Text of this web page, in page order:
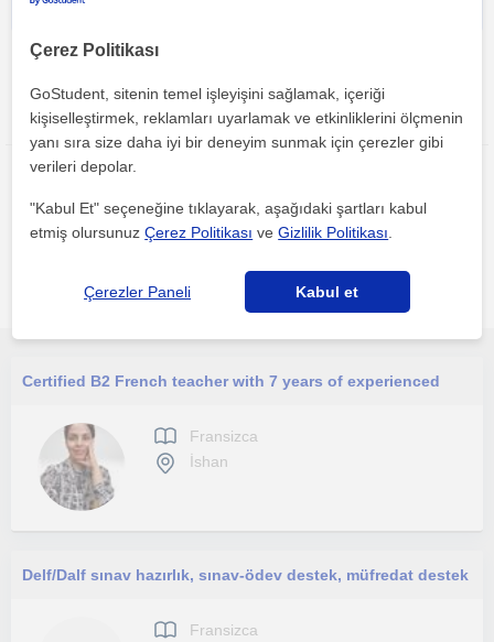
Bu ilanı paylaş veya e-posta ile gönder
Trabzon bölgesinde ilginizi çekebilecek diğer Fransizca
Certified B2 French teacher with 7 years of experienced
Fransizca
İshan
Delf/Dalf sınav hazırlık, sınav-ödev destek, müfredat destek
Fransizca
Çerez Politikası
GoStudent, sitenin temel işleyişini sağlamak, içeriği
kişiselleştirmek, reklamları uyarlamak ve etkinliklerini ölçmenin
yanı sıra size daha iyi bir deneyim sunmak için çerezler gibi
verileri depolar.
"Kabul Et" seçeneğine tıklayarak, aşağıdaki şartları kabul
etmiş olursunuzÇerez Politikası veGizlilik Politikası
Çerezler Paneli Kabul et